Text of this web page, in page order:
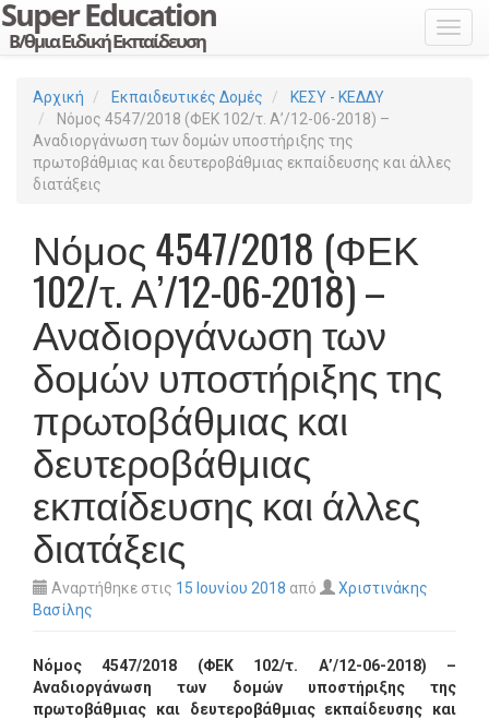
Αρχική Εκπαιδευτικές Δομές
ΚΕΣΥ - ΚΕΔΔΥ
Νόμος 4547/2018 (ΦΕΚ 102/τ. Α’/12-06-2018) –
Αναδιοργάνωση των δομών υποστήριξης της
πρωτοβάθμιας και δευτεροβάθμιας εκπαίδευσης και άλλες
διατάξεις
Νόμος 4547/2018 (ΦΕΚ
102/τ. Α’/12-06-2018) –
Αναδιοργάνωση των
δομών υποστήριξης της
πρωτοβάθμιας και
δευτεροβάθμιας
εκπαίδευσης και άλλες
διατάξεις
Αναρτήθηκε στις 15 Ιουνίου 2018 από
Χριστινάκης
Βασίλης
Νόμος 4547/2018 (ΦΕΚ 102/τ. Α’/12-06-2018) –
Αναδιοργάνωση των δομών υποστήριξης της
πρωτοβάθμιας και δευτεροβάθμιας εκπαίδευσης και